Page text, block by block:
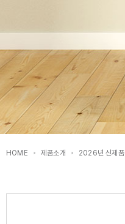
HOME 제품소개 2026년 신제품